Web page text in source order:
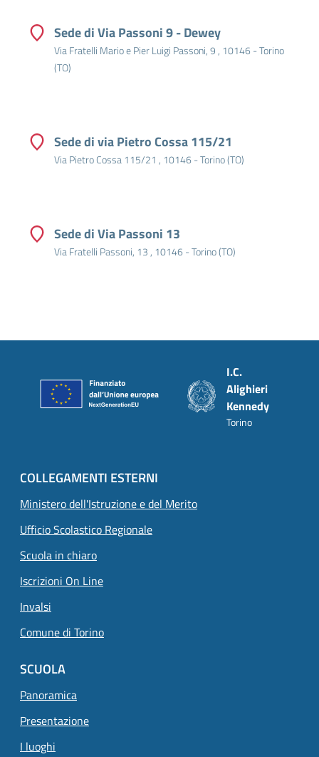
Sede di Via Passoni 9 - Dewey
Via Fratelli Mario e Pier Luigi Passoni, 9 , 10146 - Torino
(TO)
Sede di via Pietro Cossa 115/21
Via Pietro Cossa 115/21 , 10146 - Torino (TO)
Sede di Via Passoni 13
Via Fratelli Passoni, 13 , 10146 - Torino (TO)
I.C.
Alighieri
Kennedy
Torino
COLLEGAMENTI ESTERNI
Ministero dell'Istruzione e del Merito
Ufficio Scolastico Regionale
Scuola in chiaro
Iscrizioni On Line
Invalsi
Comune di Torino
SCUOLA
Panoramica
Presentazione
I luoghi